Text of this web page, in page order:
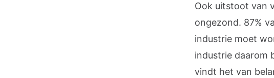
Ook uitstoot van
ongezond. 87%
industrie moet
industrie daarom
vindt het van